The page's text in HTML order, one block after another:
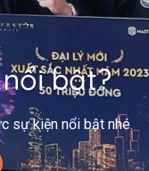
bật?
sự kiện nổi bật nhé.